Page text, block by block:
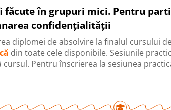
făcute în grupuri mici. Pentru
confidențialității
diplomei de absolvire la finalul cursului
din toate cele disponibile. Sesiunile
cursul. Pentru înscrierea la sesiunea